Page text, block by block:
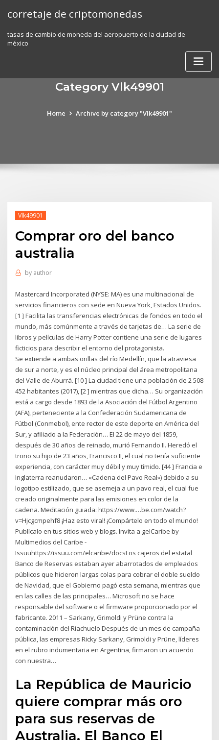
corretaje de criptomonedas
tasas de cambio de moneda del aeropuerto de la ciudad de
méxico
Category Vlk49901
Home Archive by category "Vlk49901"
Vlk49901
Comprar oro del banco
australia
by author
Mastercard Incorporated (NYSE: MA) es una multinacional de
servicios financieros con sede en Nueva York, Estados Unidos.
[1 ] Facilita las transferencias electrónicas de fondos en todo el
mundo, más comúnmente a través de tarjetas de… La serie de
libros y películas de Harry Potter contiene una serie de lugares
ficticios para describir el entorno del protagonista.
Se extiende a ambas orillas del río Medellín, que la atraviesa
de sur a norte, y es el núcleo principal del área metropolitana
del Valle de Aburrá. [10 ] La ciudad tiene una población de 2 508
452 habitantes (2017), [2 ] mientras que dicha… Su organización
está a cargo desde 1893 de la Asociación del Fútbol Argentino
(AFA), perteneciente a la Confederación Sudamericana de
Fútbol (Conmebol), ente rector de este deporte en América del
Sur, y afiliado a la Federación… El 22 de mayo del 1859,
después de 30 años de reinado, murió Fernando II. Heredó el
trono su hijo de 23 años, Francisco II, el cual no tenía suficiente
experiencia, con carácter muy débil y muy tímido. [44 ] Francia e
Inglaterra reanudaron… «Cadena del Pavo Real») debido a su
logotipo estilizado, que se asemeja a un pavo real, el cual fue
creado originalmente para las emisiones en color de la
cadena. Meditación guiada: https://www.…be.com/watch?
v=Hjcgcmpehf8 ¡Haz esto viral! ¡Compártelo en todo el mundo!
Publícalo en tus sitios web y blogs. Invita a gelCaribe by
Multimedios del Caribe -
Issuuhttps://issuu.com/elcaribe/docsLos cajeros del estatal
Banco de Reservas estaban ayer abarrotados de empleados
públicos que hicieron largas colas para cobrar el doble sueldo
de Navidad, que el Gobierno pagó esta semana, mientras que
en las calles de las principales… Microsoft no se hace
responsable del software o el firmware proporcionado por el
fabricante. 2011 – Sarkany, Grimoldi y Prüne contra la
contaminación del Riachuelo Después de un mes de campaña
pública, las empresas Ricky Sarkany, Grimoldi y Prüne, líderes
en el rubro indumentaria en Argentina, firmaron un acuerdo
con nuestra…
La República de Mauricio
quiere comprar más oro
para sus reservas de
Australia. El Banco El